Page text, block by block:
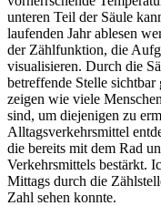
unteren Teil der Säule
laufenden Jahr ablesen
der Zählfunktion, die
visualisieren. Durch die
betreffende Stelle
zeigen wie viele
sind, um diejenigen zu
Alltagsverkehrsmittel
die bereits mit dem Rad
Verkehrsmittels bestärkt.
Mittags durch die
Zahl sehen konnte.